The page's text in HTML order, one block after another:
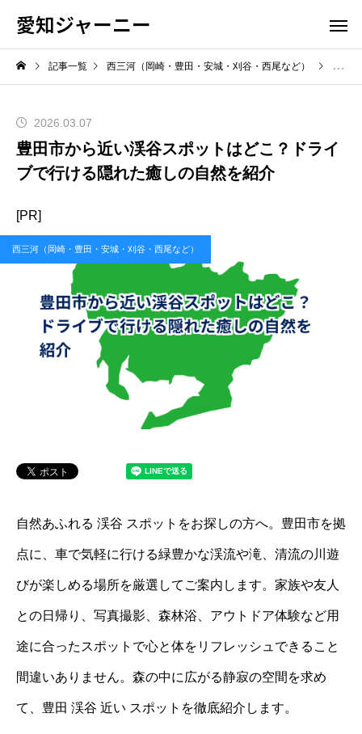
愛知ジャーニー
記事一覧 西三河（岡崎・豊田・安城・刈谷・西尾など） 豊田
2026.03.07
豊田市から近い渓谷スポットはどこ？ドライ
ブで行ける隠れた癒しの自然を紹介
[PR]
西三河（岡崎・豊田・安城・刈谷・西尾など）
自然あふれる 渓谷 スポットをお探しの方へ。豊田市を拠
点に、車で気軽に行ける緑豊かな渓流や滝、清流の川遊
びが楽しめる場所を厳選してご案内します。家族や友人
との日帰り、写真撮影、森林浴、アウトドア体験など用
途に合ったスポットで心と体をリフレッシュできること
間違いありません。森の中に広がる静寂の空間を求め
て、豊田 渓谷 近い スポットを徹底紹介します。